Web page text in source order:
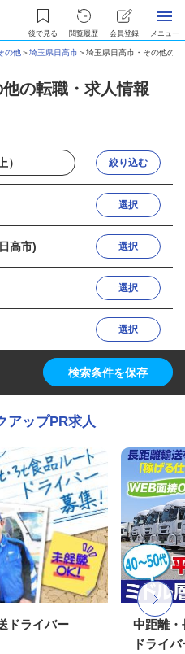
後で見る 閲覧履歴 会員登録 メニュー
の他＞埼玉県日高市＞埼玉県日高市・その他の
の転職・求人情報
絞り込む
選択
高市) 選択
選択
選択
検索条件を保存
アップPR求人
ドライバー
中距離・
ドライバ